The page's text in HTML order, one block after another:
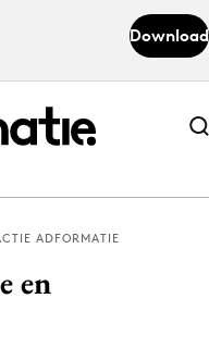
Download
Abonneer nu
Abonneer nu
ADFORMATIE
en